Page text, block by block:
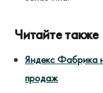
Читайте также
Яндекс Фабрика
продаж